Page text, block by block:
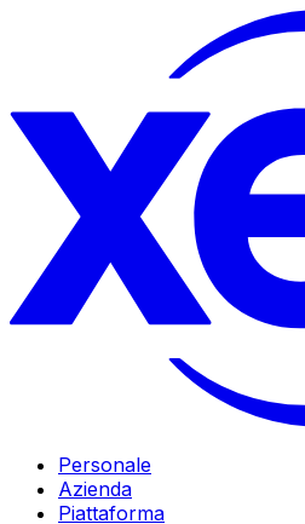
Personale
Azienda
Piattaforma